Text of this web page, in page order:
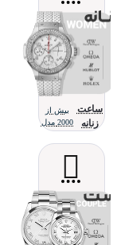
ساعت
زنانه
بیش از
2000 مدل